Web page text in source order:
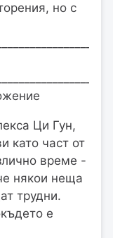
но с
Ци Гун,
като част от
време -
някои неща
трудни.
е